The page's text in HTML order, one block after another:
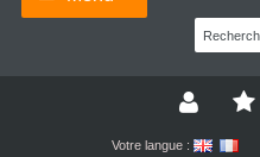
Votre langue :